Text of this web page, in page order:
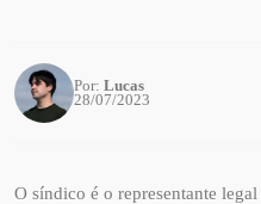
Por: Lucas
28/07/2023
O síndico é o representante